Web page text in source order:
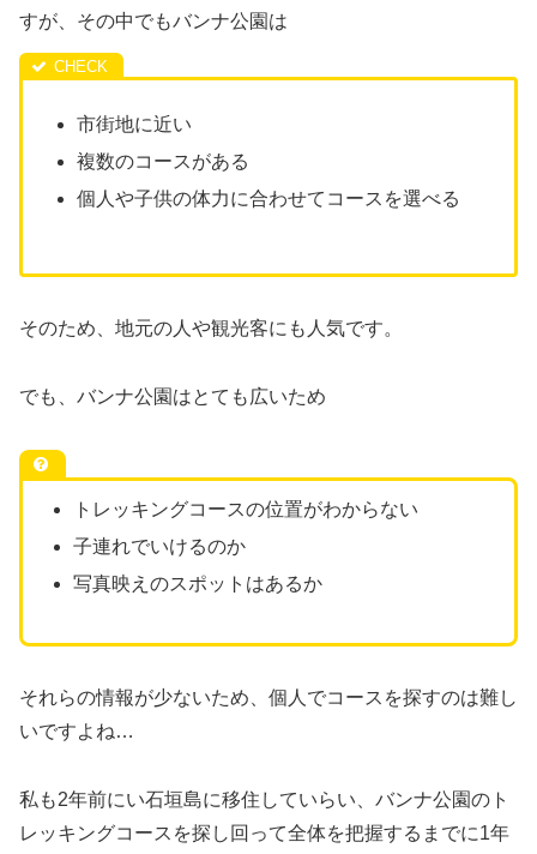
すが、その中でもバンナ公園は
市街地に近い
複数のコースがある
個人や子供の体力に合わせてコースを選べる
そのため、地元の人や観光客にも人気です。
でも、バンナ公園はとても広いため
トレッキングコースの位置がわからない
子連れでいけるのか
写真映えのスポットはあるか
それらの情報が少ないため、個人でコースを探すのは難し
いですよね…
私も2年前にい石垣島に移住していらい、バンナ公園のト
レッキングコースを探し回って全体を把握するまでに1年